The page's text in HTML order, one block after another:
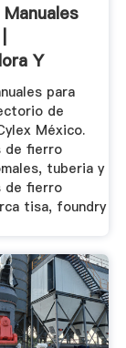
Y
para
de
México.
de fierro
tuberia y
de fierro
tisa, foundry